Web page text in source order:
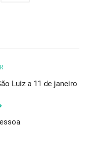
Luiz a 11 de janeiro